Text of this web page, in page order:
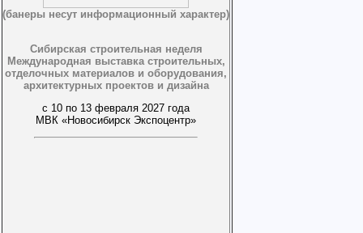
(банеры несут информационный характер)
Сибирская строительная неделя
Международная выставка строительных,
отделочных материалов и оборудования,
архитектурных проектов и дизайна
с 10 по 13 февраля 2027 года
МВК «Новосибирск Экспоцентр»